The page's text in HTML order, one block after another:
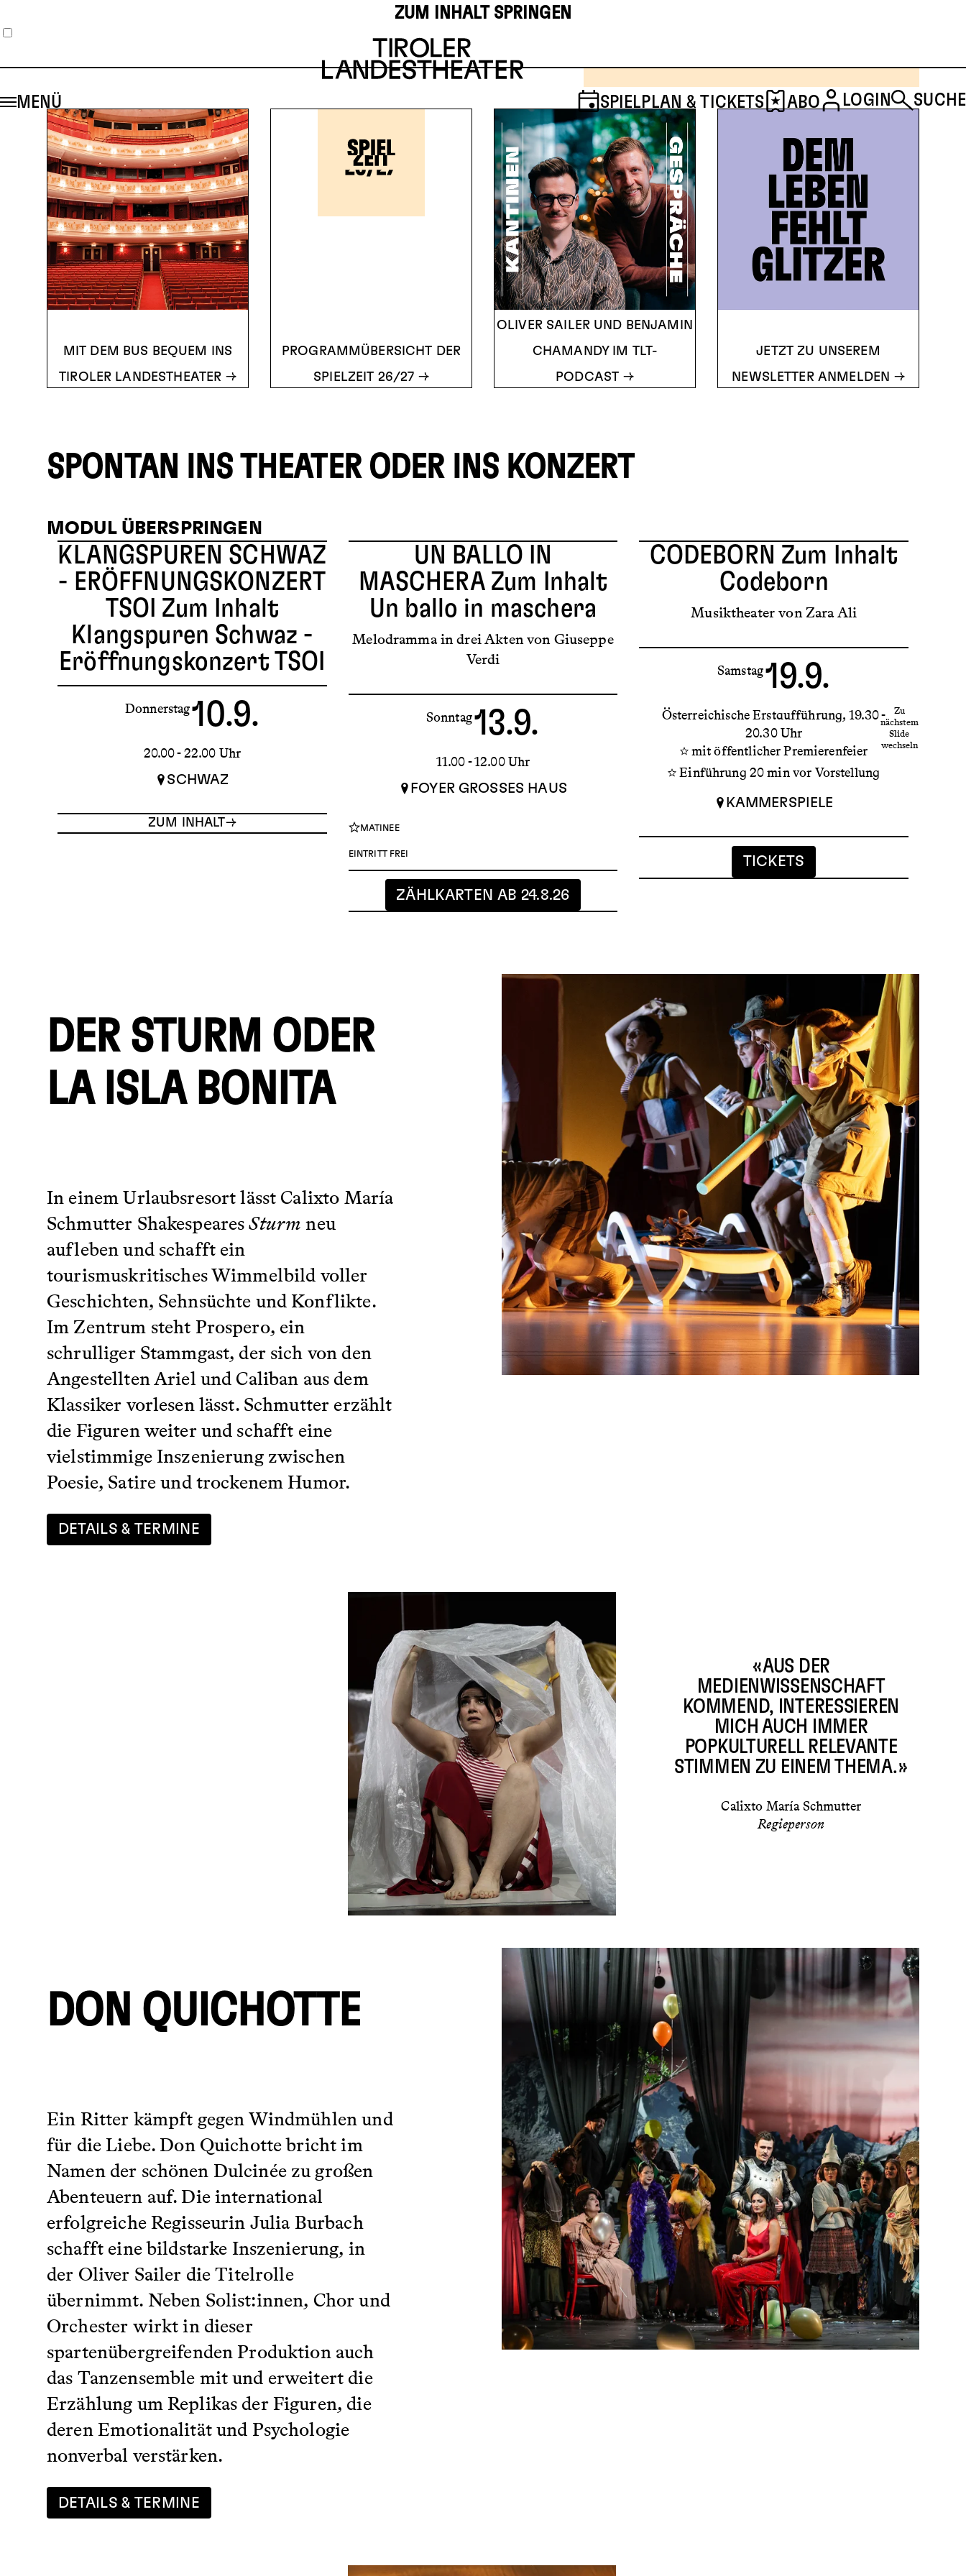
ZUM INHALT SPRINGEN
MENÜ SPIELPLAN & TICKETS ABO LOGIN SUCHE
THE ROCKY HORROR
SHOW
Musical von Richard O’Brien
TICKETS DETAILS
4 5
MIT DEM BUS BEQUEM INS
TIROLER LANDESTHEATER
PROGRAMMÜBERSICHT DER
SPIELZEIT 26/27
OLIVER SAILER UND BENJAMIN
CHAMANDY IM TLT-
PODCAST
JETZT ZU UNSEREM
NEWSLETTER ANMELDEN
SPONTAN INS THEATER ODER INS KONZERT
MODUL ÜBERSPRINGEN
KLANGSPUREN SCHWAZ
- ERÖFFNUNGSKONZERT
TSOI Zum Inhalt
Klangspuren Schwaz -
Eröffnungskonzert TSOI
Donnerstag10.9.
20.00 - 22.00 Uhr
SCHWAZ
ZUM INHALT
UN BALLO IN
MASCHERA Zum Inhalt
Un ballo in maschera
Melodramma in drei Akten von Giuseppe
Verdi
Sonntag13.9.
11.00 - 12.00 Uhr
FOYER GROSSES HAUS
MATINEE
EINTRITT FREI
ZÄHLKARTEN AB 24.8.26
CODEBORN Zum Inhalt
Codeborn
Musiktheater von Zara Ali
Samstag19.9.
Österreichische Erstaufführung 19.30 -
20.30 Uhr
mit öffentlicher Premierenfeier
Einführung 20 min vor Vorstellung
KAMMERSPIELE
TICKETS
Zu
nächstem
Slide
wechseln
DER STURM ODER
LA ISLA BONITA
In einem Urlaubsresort lässt Calixto María
Schmutter ShakespearesSturm neu
aufleben und schafft ein
tourismuskritisches Wimmelbild voller
Geschichten, Sehnsüchte und Konflikte.
Im Zentrum steht Prospero, ein
schrulliger Stammgast, der sich von den
Angestellten Ariel und Caliban aus dem
Klassiker vorlesen lässt. Schmutter erzählt
die Figuren weiter und schafft eine
vielstimmige Inszenierung zwischen
Poesie, Satire und trockenem Humor.
DETAILS & TERMINE
«AUS DER
MEDIENWISSENSCHAFT
KOMMEND, INTERESSIEREN
MICH AUCH IMMER
POPKULTURELL RELEVANTE
STIMMEN ZU EINEM THEMA.»
Calixto María Schmutter
Regieperson
DON QUICHOTTE
Ein Ritter kämpft gegen Windmühlen und
für die Liebe. Don Quichotte bricht im
Namen der schönen Dulcinée zu großen
Abenteuern auf. Die international
erfolgreiche Regisseurin Julia Burbach
schafft eine bildstarke Inszenierung, in
der Oliver Sailer die Titelrolle
übernimmt. Neben Solist:innen, Chor und
Orchester wirkt in dieser
spartenübergreifenden Produktion auch
das Tanzensemble mit und erweitert die
Erzählung um Replikas der Figuren, die
deren Emotionalität und Psychologie
nonverbal verstärken.
DETAILS & TERMINE